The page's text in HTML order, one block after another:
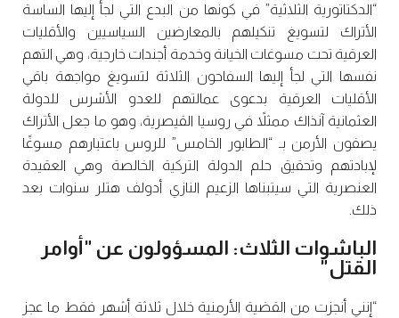
“الدكتاتورية الثلاثية” في كونها من البدع التي لجأ إليها الساسة
الأتراك لتسويغ تنكيلهم بالمعارضين السياسيين والأقليات
العرقية تحت مسوغات الخيانة وخدمة أجندات خارجية، وهي التهم
نفسها التي لجأ إليها السفاحون الثلاثة لتسويغ مواجهة باقي
الأقليات العرقية بدعوى عمالتهم للعدو الأشرس للدولة
العثمانية آنذاك ممثلاً في روسيا القيصرية، وهو ما جعل الأتراك
يصفون الأرمن بـ “الطابور الخامس” للروس باعتبارهم مسوغًا
لإبادتهم وتحقيق حلم الدولة التركية الخالصة وهي العقيدة
العنصرية التي سيتبناها الزعيم النازي أدولف هتلر سنوات بعد
ذلك.
الباشوات الثلاث: المسؤولون عن "أوامر
القتل"
“إنني أنجزت من القضية الأرمنية خلال ثلاثة أشهر فقط ما عجز